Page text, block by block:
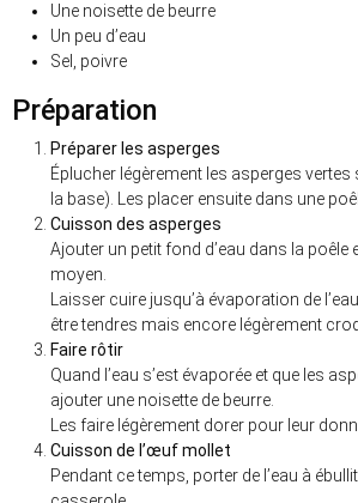
Une noisette de beurre
Un peu d’eau
Sel, poivre
Préparation
Préparer les asperges
Éplucher légèrement les asperges
la base). Les placer ensuite dans une
Cuisson des asperges
Ajouter un petit fond d’eau dans la poêle
moyen.
Laisser cuire jusqu’à évaporation de
être tendres mais encore légèrement
Faire rôtir
Quand l’eau s’est évaporée et que les
ajouter une noisette de beurre.
Les faire légèrement dorer pour leur
Cuisson de l’œuf mollet
Pendant ce temps, porter de l’eau à